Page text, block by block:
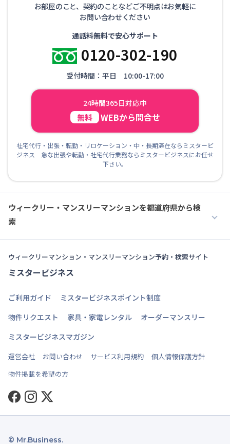
お部屋のこと、契約のことなどご不明点はお気軽に
お問い合わせください
通話料無料で安心サポート
0120-302-190
受付時間：平日 10:00-17:00
24時間365日対応中
無料 WEBから問合せ
社宅代行・出張・転勤・リロケーション・中・長期滞在ならミスタービ
ジネス 急な出張や転勤・社宅代行業務ならミスタービジネスにお任せ
下さい。
ウィークリー・マンスリーマンションを都道府県から検
索
ウィークリーマンション・マンスリーマンション予約・検索サイト
ミスタービジネス
ご利用ガイド
ミスタービジネスポイント制度
物件リクエスト
家具・家電レンタル
オーダーマンスリー
ミスタービジネスマガジン
運営会社 お問い合わせ サービス利用規約
個人情報保護方針
物件掲載を希望の方
Facebook
Instagram
Twitter
© Mr.Business.